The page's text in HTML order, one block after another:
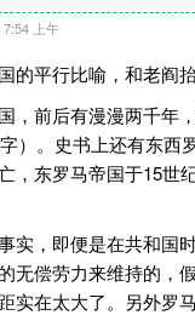
上午
的平行比喻，和老阎抬
，前后有漫漫两千年
）。史书上还有东西
，东罗马帝国于15世
实，即便是在共和国
无偿劳力来维持的，
实在太大了。另外罗